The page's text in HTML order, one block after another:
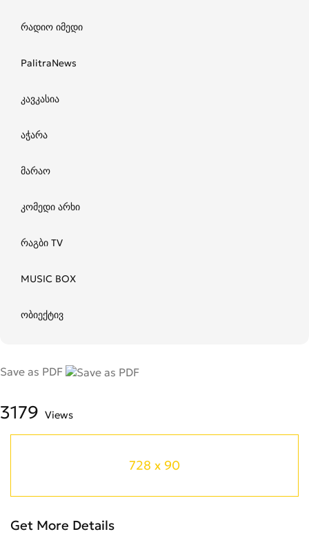
რადიო იმედი
PalitraNews
კავკასია
აჭარა
მარაო
კომედი არხი
რაგბი TV
MUSIC BOX
ობიექტივ
Save as PDF
3179 Views
728 x 90
Get More Details